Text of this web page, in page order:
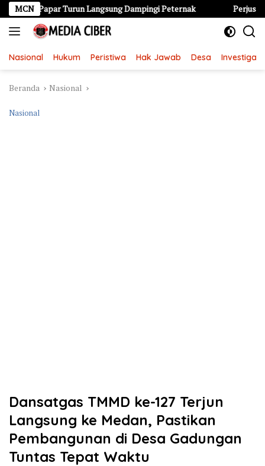
Langsung
ke
konten
MCNTurun Langsung Dampingi Peternak Perjusa SMPN 2
Nasional Hukum Peristiwa Hak Jawab Desa Investigasi
Beranda Nasional
Nasional
Dansatgas TMMD ke-127 Terjun
Langsung ke Medan, Pastikan
Pembangunan di Desa Gadungan
Tuntas Tepat Waktu